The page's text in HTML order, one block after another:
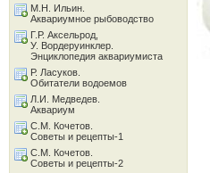
М.Н. Ильин.
Аквариумное рыбоводство
Г.Р. Аксельрод,
У. Вордеруинклер.
Энциклопедия аквариумиста
Р. Ласуков.
Обитатели водоемов
Л.И. Медведев.
Аквариум
С.М. Кочетов.
Советы и рецепты-1
С.М. Кочетов.
Советы и рецепты-2